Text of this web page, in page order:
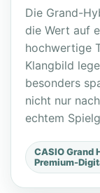
Die Grand-
die Wert auf
hochwertige
Klangbild
besonders
nicht nur
echtem
CASIO Grand
Premium-